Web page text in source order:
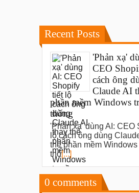
Recent Posts
'Phản xạ'
CEO
cách ông
Claude AI
phần mềm Windows
thống
'Phản xạ' dùng AI: CEO
lộ cách ông dùng
thế phần mềm Windows
thố[...]
0 comments